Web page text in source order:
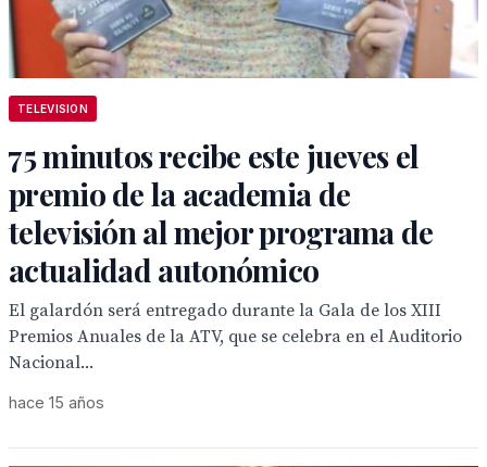
TELEVISION
75 minutos recibe este jueves el
premio de la academia de
televisión al mejor programa de
actualidad autonómico
El galardón será entregado durante la Gala de los XIII
Premios Anuales de la ATV, que se celebra en el Auditorio
Nacional...
hace 15 años